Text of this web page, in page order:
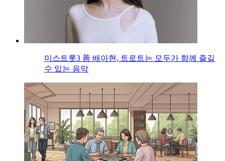
미스트롯3 善 배아현, 트로트는 모두가 함께 즐길
수 있는 음악